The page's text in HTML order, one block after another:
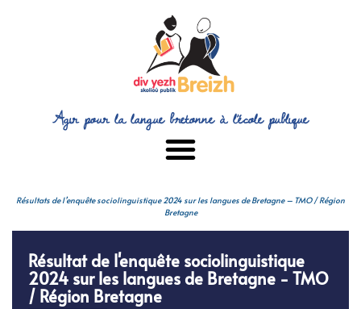
Agir pour la langue bretonne à l’école publique
Résultats de l’enquête sociolinguistique 2024 sur les langues de Bretagne – TMO / Région
Bretagne
Résultat de l'enquête sociolinguistique
2024 sur les langues de Bretagne - TMO
/ Région Bretagne